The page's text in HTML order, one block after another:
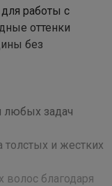
работы с
оттенки
без
любых задач
и жестких
благодаря